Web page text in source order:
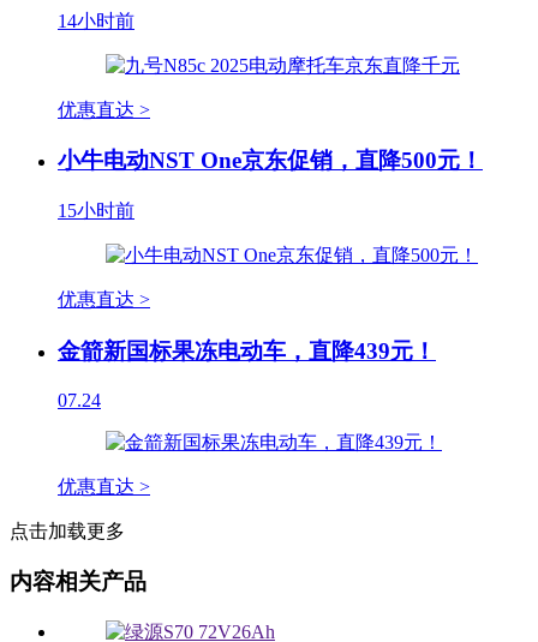
14小时前
优惠直达 >
小牛电动NST One京东促销，直降500元！
15小时前
优惠直达 >
金箭新国标果冻电动车，直降439元！
07.24
优惠直达 >
点击加载更多
内容相关产品